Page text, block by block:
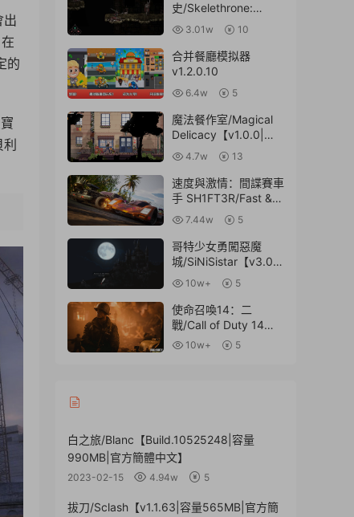
出
的
史/Skelethrone:
The【v1.3.2.0|容量
1.81GB|官方簡體中
文】
3.01w 10
合并餐廳模拟器
v1.2.0.10
6.4w 5
魔法餐作室/Magical
Delicacy【v1.0.0|容
量911MB|官方簡體中
文】
4.7w 13
速度與激情：間諜賽車
手 SH1FT3R/Fast &
Furious: Spy Racers
Rise of
Sh1ft3r【v20220514
|容量2.5GB|官方簡體
7.44w 5
哥特少女勇闖惡魔
城/SiNiSistar【v3.0.0
|容量373MB|官方簡
體中文】
10w+ 5
使命召喚14：二
戰/Call of Duty 14：
WWII【v1.25.224493
關存檔(戰役)|贈局域
網聯機教程】
10w+ 5
白之旅/Blanc【Build.10525248|容量
990MB|官方簡體中文】
2023-02-15 4.94w 5
拔刀/Sclash【v1.1.63|容量565MB|官方簡